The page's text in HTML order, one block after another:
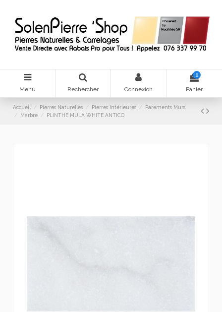
Menu Rechercher Connexion
0
Panier
Accueil Pierres Naturelles Pierres Intérieures
Parements Murs
Marbre
PLINTHE MULA WHITE ANTICO